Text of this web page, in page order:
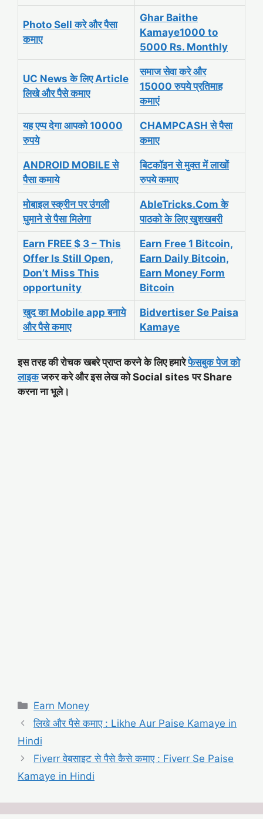
Photo Sell करे और पैसा
कमाए
Ghar Baithe
Kamaye1000 to
5000 Rs. Monthly
UC News के लिए Article
लिखे और पैसे कमाए
समाज सेवा करे और
15000 रुपये प्रतिमाह
कमाएं
यह एप्प देगा आपको 10000
रुपये
CHAMPCASH से पैसा
कमाए
ANDROID MOBILE से
पैसा कमाये
बिटकॉइन से मुक्त में लाखों
रुपये कमाए
मोबाइल स्क्रीन पर उंगली
घुमाने से पैसा मिलेगा
AbleTricks.Com के
पाठको के लिए खुशखबरी
Earn FREE $ 3 – This
Offer Is Still Open,
Don’t Miss This
opportunity
Earn Free 1 Bitcoin,
Earn Daily Bitcoin,
Earn Money Form
Bitcoin
खुद का Mobile app बनाये
और पैसे कमाए
Bidvertiser Se Paisa
Kamaye
इस तरह की रोचक खबरे प्राप्त करने के लिए हमारेफेसबुक पेज को
लाइकजरुर करे और इस लेख को Social sites पर Share
करना ना भूले।
Categories
Earn Money
लिखे और पैसे कमाए : Likhe Aur Paise Kamaye in
Hindi
Fiverr वेबसाइट से पैसे कैसे कमाए : Fiverr Se Paise
Kamaye in Hindi